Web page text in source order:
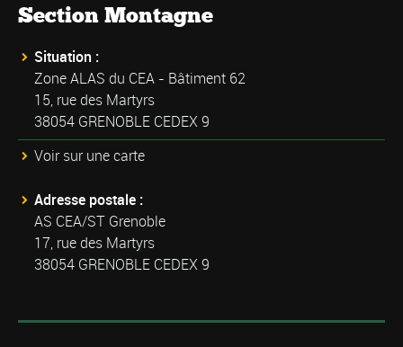
Section Montagne
Situation :
Zone ALAS du CEA - Bâtiment 62
15, rue des Martyrs
38054 GRENOBLE CEDEX 9
Voir sur une carte
Adresse postale :
AS CEA/ST Grenoble
17, rue des Martyrs
38054 GRENOBLE CEDEX 9